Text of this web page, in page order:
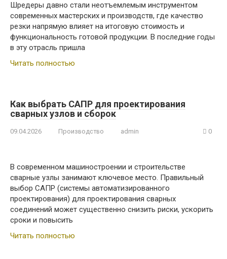
Шредеры давно стали неотъемлемым инструментом
современных мастерских и производств, где качество
резки напрямую влияет на итоговую стоимость и
функциональность готовой продукции. В последние годы
в эту отрасль пришла
Читать полностью
Как выбрать САПР для проектирования
сварных узлов и сборок
09.04.2026 Производство admin 0
В современном машиностроении и строительстве
сварные узлы занимают ключевое место. Правильный
выбор САПР (системы автоматизированного
проектирования) для проектирования сварных
соединений может существенно снизить риски, ускорить
сроки и повысить
Читать полностью